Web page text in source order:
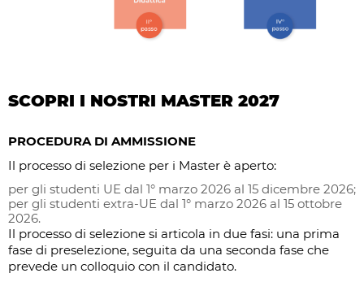
SCOPRI I NOSTRI MASTER 2027
PROCEDURA DI AMMISSIONE
Il processo di selezione per i Master è aperto:
per gli studenti UE dal 1° marzo 2026 al 15 dicembre 2026;
per gli studenti extra-UE dal 1° marzo 2026 al 15 ottobre
2026.
Il processo di selezione si articola in due fasi: una prima
fase di preselezione, seguita da una seconda fase che
prevede un colloquio con il candidato.